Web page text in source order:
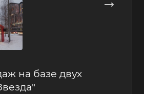
на базе двух